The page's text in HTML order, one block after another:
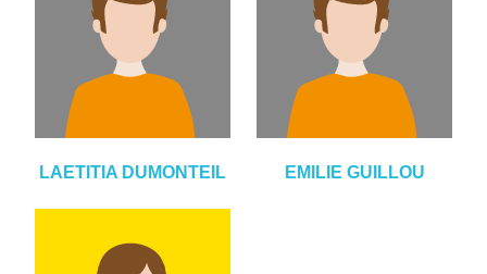
LAETITIA DUMONTEIL EMILIE GUILLOU